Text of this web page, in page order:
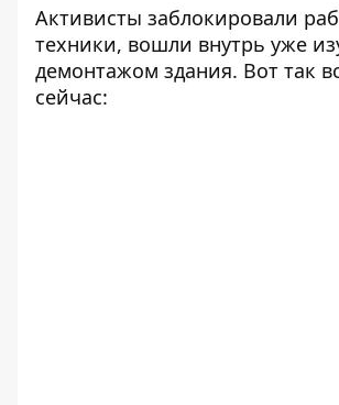
Активисты заблокировали
техники, вошли внутрь уже
демонтажом здания. Вот так
сейчас: